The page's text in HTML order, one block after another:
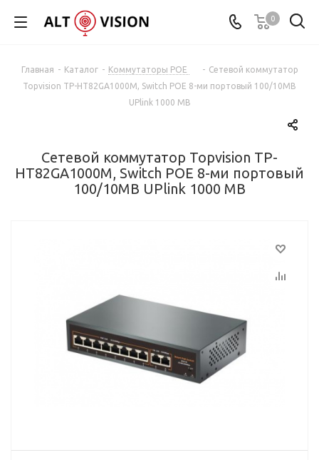
0
Главная - Каталог - Коммутаторы POE - Сетевой коммутатор
Topvision TP-HT82GA1000M, Switch POE 8-ми портовый 100/10MB
UPlink 1000 MB
Сетевой коммутатор Topvision TP-
HT82GA1000M, Switch POE 8-ми портовый
100/10MB UPlink 1000 MB